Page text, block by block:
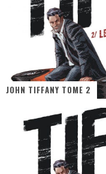
JOHN TIFFANY TOME 2